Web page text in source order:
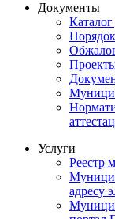
Документы
Услуги
Реестр
адресу